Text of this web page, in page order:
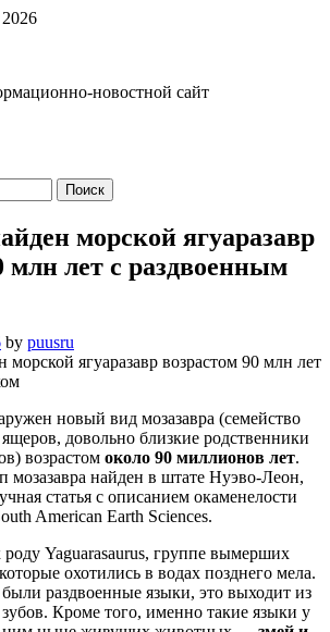
новостной сайт
морской ягуаразавр
млн лет с раздвоенным
by puusru
новый вид мозазавра (семейство
довольно близкие родственники
) возрастом около 90 миллионов лет.
мозазавра найден в штате Нуэво-Леон,
статья с описанием окаменелости
American Earth Sciences.
роду Yaguarasaurus, группе вымерших
охотились в водах позднего мела.
раздвоенные языки, это выходит из
Кроме того, именно такие языки у